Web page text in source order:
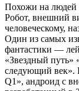
Похожи на людей
Робот, внешний
человеческому,
Один из самых
фантастики —
«Звездный путь»
следующий век».
Q1», андроид с